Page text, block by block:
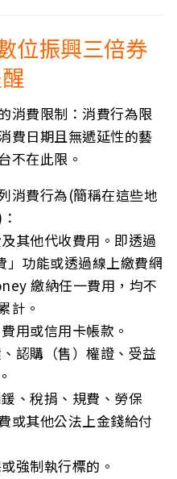
位振興三倍券
消費限制：消費行為限
費日期且無遞延性的藝
不在此限。
消費行為(簡稱在這些地
其他代收費用。即透過
功能或透過線上繳費網
繳納任一費用，均不
計。
用或信用卡帳款。
認購（售）權證、受益
、稅捐、規費、勞保
或其他公法上金錢給付
強制執行標的。